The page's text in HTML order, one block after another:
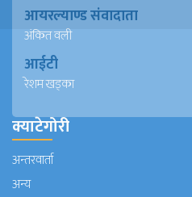
आयरल्याण्ड संवादाता
अंकित वली
आईटी
रेशम खड्का
क्याटेगोरी
अन्तरवार्ता
अन्य